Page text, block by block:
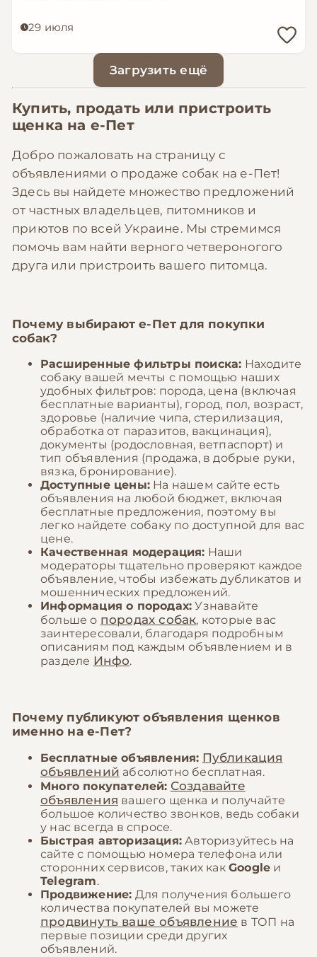
29 июля
Загрузить ещё
Купить, продать или пристроить
щенка на е-Пет
Добро пожаловать на страницу с
объявлениями о продаже собак на е-Пет!
Здесь вы найдете множество предложений
от частных владельцев, питомников и
приютов по всей Украине. Мы стремимся
помочь вам найти верного четвероногого
друга или пристроить вашего питомца.
Почему выбираюте-Пет для покупки
собак?
Расширенные фильтры поиска: Находите
собаку вашей мечты с помощью наших
удобных фильтров: порода, цена (включая
бесплатные варианты), город, пол, возраст,
здоровье (наличие чипа, стерилизация,
обработка от паразитов, вакцинация),
документы (родословная, ветпаспорт) и
тип объявления (продажа, в добрые руки,
вязка, бронирование).
Доступные цены: На нашем сайте есть
объявления на любой бюджет, включая
бесплатные предложения, поэтому вы
легко найдете собаку по доступной для вас
цене.
Качественная модерация: Наши
модераторы тщательно проверяют каждое
объявление, чтобы избежать дубликатов и
мошеннических предложений.
Информация о породах: Узнавайте
больше о породах собак, которые вас
заинтересовали, благодаря подробным
описаниям под каждым объявлением и в
разделе Инфо.
Почему публикуют объявления щенков
именно на е-Пет?
Бесплатные объявления: Публикация
объявлений абсолютно бесплатная.
Много покупателей: Создавайте
объявления вашего щенка и получайте
большое количество звонков, ведь собаки
у нас всегда в спросе.
Быстрая авторизация: Авторизуйтесь на
сайте с помощью номера телефона или
сторонних сервисов, таких как Google и
Telegram.
Продвижение: Для получения большего
количества покупателей вы можете
продвинуть ваше объявление в ТОП на
первые позиции среди других
объявлений.